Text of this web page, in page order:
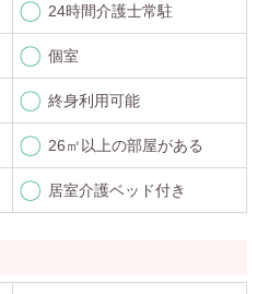
24時間介護士常駐
個室
終身利用可能
26㎡以上の部屋がある
居室介護ベッド付き